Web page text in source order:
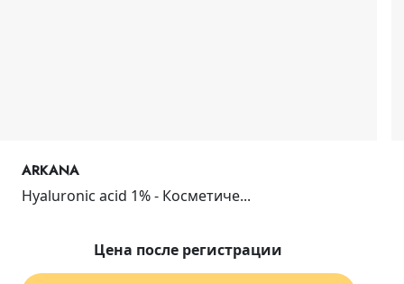
ARKANA
Hyaluronic acid 1% - Косметиче...
Цена после регистрации